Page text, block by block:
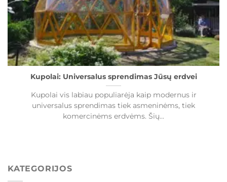
Kupolai: Universalus sprendimas Jūsų erdvei
Kupolai vis labiau populiarėja kaip modernus ir
universalus sprendimas tiek asmeninėms, tiek
komercinėms erdvėms. Šių...
KATEGORIJOS